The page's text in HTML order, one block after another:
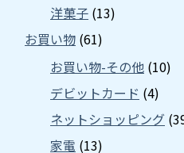
洋菓子 (13)
お買い物 (61)
お買い物-その他 (10)
デビットカード (4)
ネットショッピング
家電 (13)